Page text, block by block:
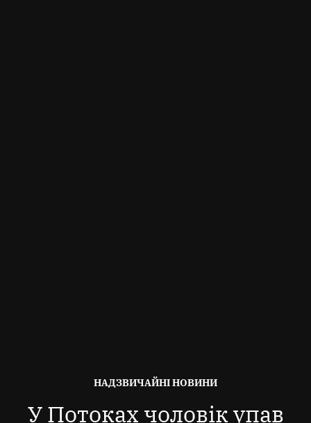
ОПУБЛІКОВАНО
НАДЗВИЧАЙНІ НОВИНИ
У Потоках чоловік упав